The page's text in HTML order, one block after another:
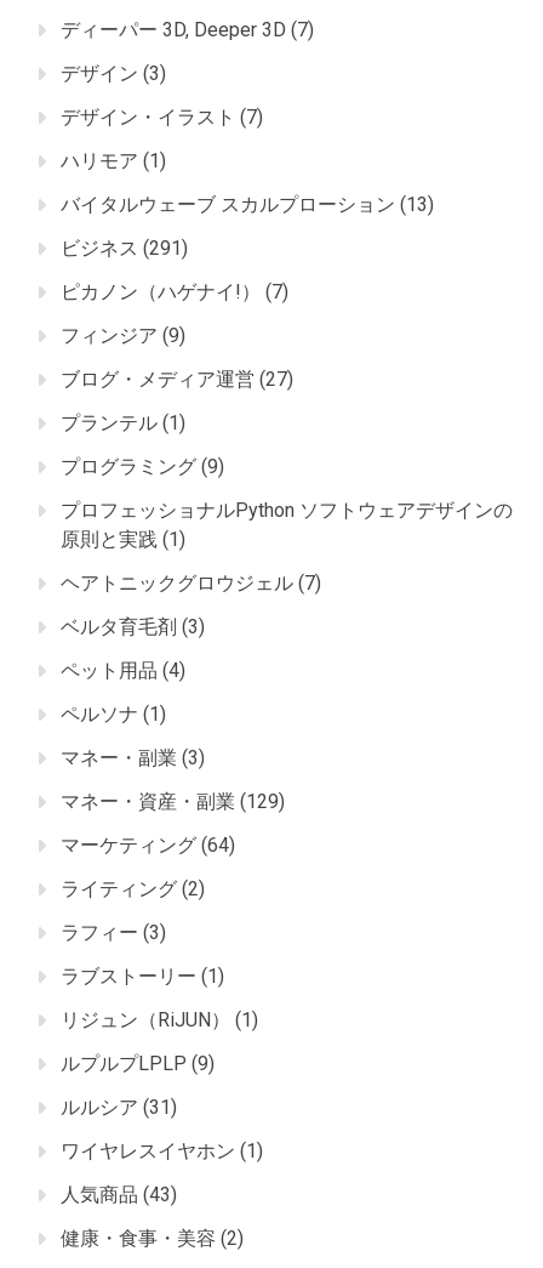
ディーパー 3D, Deeper 3D (7)
デザイン (3)
デザイン・イラスト (7)
ハリモア (1)
バイタルウェーブ スカルプローション (13)
ビジネス (291)
ピカノン（ハゲナイ!）
(7)
フィンジア (9)
ブログ・メディア運営 (27)
プランテル (1)
プログラミング (9)
プロフェッショナルPython ソフトウェアデザインの
原則と実践 (1)
ヘアトニックグロウジェル (7)
ベルタ育毛剤 (3)
ペット用品 (4)
ペルソナ (1)
マネー・副業 (3)
マネー・資産・副業 (129)
マーケティング (64)
ライティング (2)
ラフィー (3)
ラブストーリー (1)
リジュン（RiJUN）
(1)
ルプルプLPLP (9)
ルルシア (31)
ワイヤレスイヤホン (1)
人気商品 (43)
健康・食事・美容 (2)